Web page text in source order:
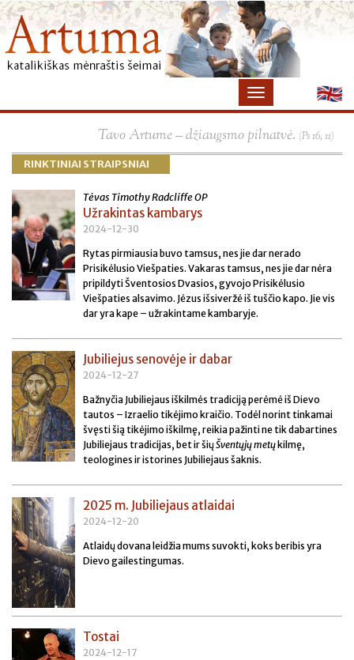
Tavo Artume – džiaugsmo pilnatvė. (Ps 16, 11)
RINKTINIAI STRAIPSNIAI
Tėvas Timothy Radcliffe OP
Užrakintas kambarys
2024-12-30
Rytas pirmiausia buvo tamsus, nes jie dar nerado
Prisikėlusio Viešpaties. Vakaras tamsus, nes jie dar nėra
pripildyti Šventosios Dvasios, gyvojo Prisikėlusio
Viešpaties alsavimo. Jėzus išsiveržė iš tuščio kapo. Jie vis
dar yra kape – užrakintame kambaryje.
Jubiliejus senovėje ir dabar
2024-12-27
Bažnyčia Jubiliejaus iškilmės tradiciją perėmė iš Dievo
tautos – Izraelio tikėjimo kraičio. Todėl norint tinkamai
švęsti šią tikėjimo iškilmę, reikia pažinti ne tik dabartines
Jubiliejaus tradicijas, bet ir šiųŠventųjų metų kilmę,
teologines ir istorines Jubiliejaus šaknis.
2025 m. Jubiliejaus atlaidai
2024-12-20
Atlaidų dovana leidžia mums suvokti, koks beribis yra
Dievo gailestingumas.
Tostai
2024-12-17
×